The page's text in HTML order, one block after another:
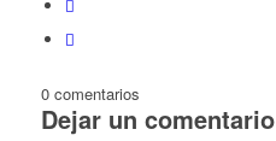
0 comentarios
Dejar un comentario